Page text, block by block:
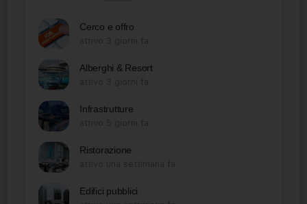
Cerco e offro
Alberghi & Resort
Infrastrutture
Ristorazione
Edifici pubblici